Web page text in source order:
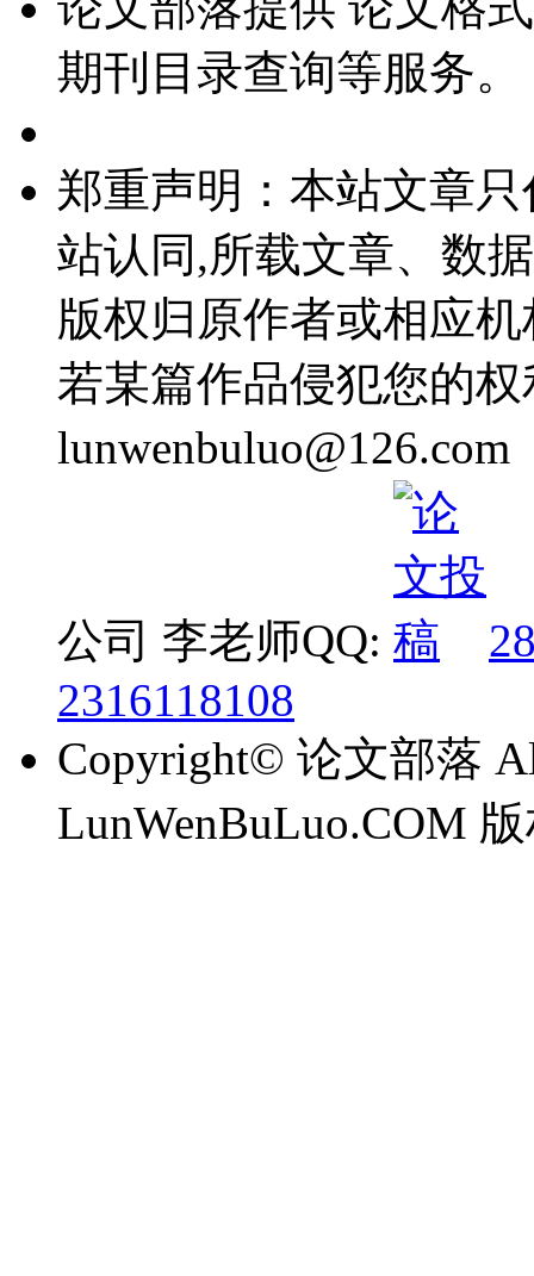
期刊目录查询等服务。
郑重声明：本站文章
站认同,所载文章、数
版权归原作者或相应
若某篇作品侵犯您的
公司 李老师QQ:
2316118108
Copyright© 论文部落
LunWenBuLuo.COM